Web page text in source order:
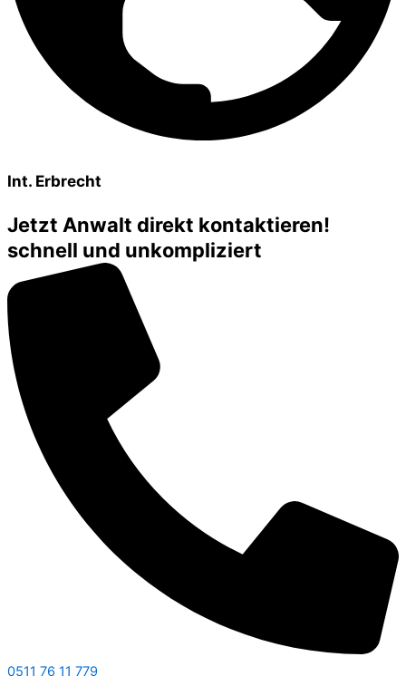
Int. Erbrecht
Jetzt Anwalt direkt kontaktieren!
schnell und unkompliziert
0511 76 11 779